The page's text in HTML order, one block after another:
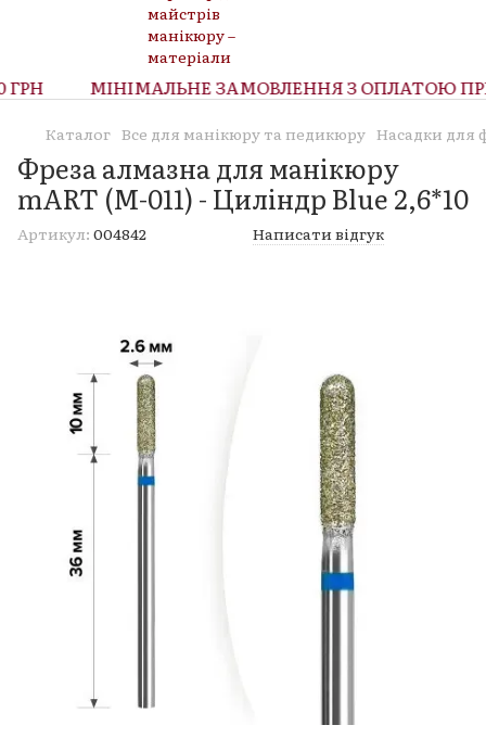
МІНІМАЛЬНЕ ЗАМОВЛЕННЯ З ОПЛАТОЮ
Каталог Все для манікюру та педикюру Насадки для
Фреза алмазна для манікюру
mART (M-011) - Циліндр Blue 2,6*10
Артикул: 004842 Написати відгук